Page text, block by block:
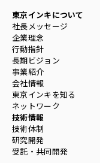
東京インキについて
社長メッセージ
企業理念
行動指針
長期ビジョン
事業紹介
会社情報
東京インキを知る
ネットワーク
技術情報
技術体制
研究開発
受託・共同開発